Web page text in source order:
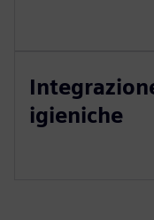
igieniche